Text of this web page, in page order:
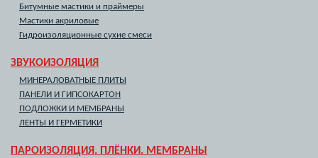
Битумные мастики и праймеры
Мастики акриловые
Гидроизоляционные сухие смеси
ЗВУКОИЗОЛЯЦИЯ
МИНЕРАЛОВАТНЫЕ ПЛИТЫ
ПАНЕЛИ И ГИПСОКАРТОН
ПОДЛОЖКИ И МЕМБРАНЫ
ЛЕНТЫ И ГЕРМЕТИКИ
ПАРОИЗОЛЯЦИЯ. ПЛЁНКИ. МЕМБРАНЫ